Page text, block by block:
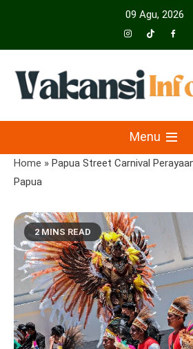
09 Agu, 2026
VakansiinfoMenu
Home » Papua Street Carnival
Papua
2 MINS READ